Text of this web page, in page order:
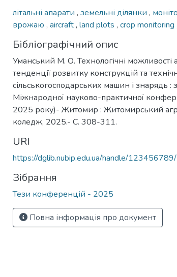
літальні апарати , земельні ділянки ,
врожаю , aircraft, land plots , crop monitoring ,
Бібліографічний опис
Уманський М. О. Технологічні можливості
тенденції розвитку конструкцій та
сільськогосподарських машин і знарядь :
Міжнародної науково-практичної
2025 року)- Житомир : Житомирський
коледж, 2025.- С. 308-311.
URI
https://dglib.nubip.edu.ua/handle/
Зібрання
Тези конференцій - 2025
Повна інформація про документ